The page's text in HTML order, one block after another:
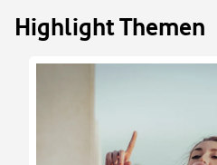
Highlight Themen